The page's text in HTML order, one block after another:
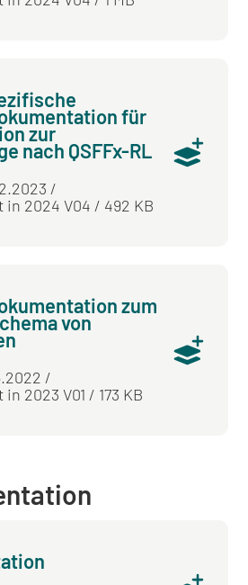
für
zur
nach QSFFx-RL
/
2024 V04 / 492 KB
zum
von
/
2023 V01 / 173 KB